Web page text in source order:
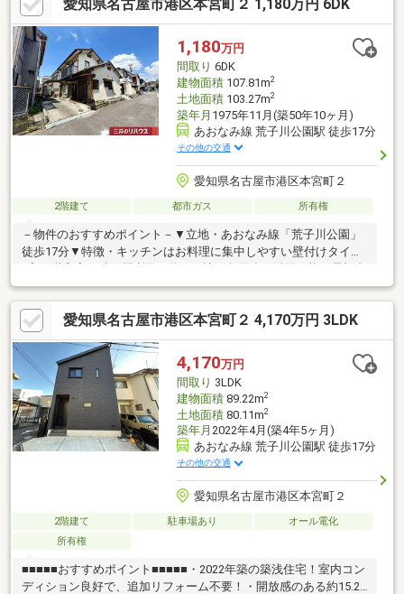
と店まで約495ｍ
愛知県名古屋市港区本宮町２ 1,180万円 6DK
1,180万円
間取り 6DK
建物面積107.81m2
土地面積103.27m2
築年月 1975年11月(築50年10ヶ月)
あおなみ線 荒子川公園駅 徒歩17分
その他の交通
愛知県名古屋市港区本宮町２
2階建て 都市ガス 所有権
－物件のおすすめポイント－▼立地・あおなみ線「荒子川公園」
徒歩17分▼特徴・キッチンはお料理に集中しやすい壁付けタイ
プ・1階和室は続き間利用で約14.0帖、多用途に活用可能・屋根裏
収納や押し入れなどの収納スペースを確保・水回り各所に窓があ
り、こまめな自然換気が可能・玄関はお子様も開けやすいスライ
ドドアを採用▼周辺環境・成章小学校 徒歩9分(約690m)・ロピア
名古屋みなと店 徒歩8分(約620m)・ファミリーマート港本宮町店
徒歩4分(約270m)■ ご希望の住まい探しをお手伝いします
━━━━━・・・物件の詳細・ご相談はお気軽にお問い合わせく
ださい。
愛知県名古屋市港区本宮町２ 4,170万円 3LDK
4,170万円
間取り 3LDK
建物面積89.22m2
土地面積80.11m2
築年月 2022年4月(築4年5ヶ月)
あおなみ線 荒子川公園駅 徒歩17分
その他の交通
愛知県名古屋市港区本宮町２
2階建て 駐車場あり
オール電化
所有権
■■■■■おすすめポイント■■■■■・2022年築の築浅住宅！室内コン
ディション良好で、追加リフォーム不要！・開放感のある約15.2